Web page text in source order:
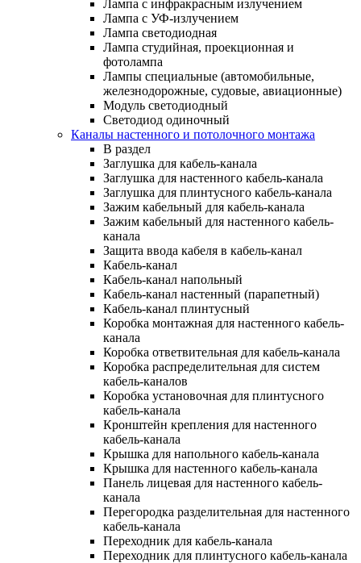
Лампа с инфракрасным излучением
Лампа с УФ-излучением
Лампа светодиодная
Лампа студийная, проекционная и
фотолампа
Лампы специальные (автомобильные,
железнодорожные, судовые, авиационные)
Модуль светодиодный
Светодиод одиночный
Каналы настенного и потолочного монтажа
В раздел
Заглушка для кабель-канала
Заглушка для настенного кабель-канала
Заглушка для плинтусного кабель-канала
Зажим кабельный для кабель-канала
Зажим кабельный для настенного кабель-
канала
Защита ввода кабеля в кабель-канал
Кабель-канал
Кабель-канал напольный
Кабель-канал настенный (парапетный)
Кабель-канал плинтусный
Коробка монтажная для настенного кабель-
канала
Коробка ответвительная для кабель-канала
Коробка распределительная для систем
кабель-каналов
Коробка установочная для плинтусного
кабель-канала
Кронштейн крепления для настенного
кабель-канала
Крышка для напольного кабель-канала
Крышка для настенного кабель-канала
Панель лицевая для настенного кабель-
канала
Перегородка разделительная для настенного
кабель-канала
Переходник для кабель-канала
Переходник для плинтусного кабель-канала